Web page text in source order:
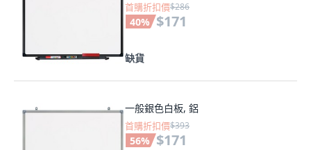
首購折扣價$286
40% $171
缺貨
一般銀色白板, 鋁
首購折扣價$393
56% $171